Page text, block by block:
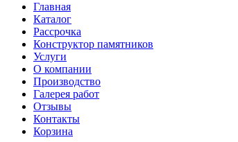
Главная
Каталог
Рассрочка
Конструктор памятников
Услуги
О компании
Производство
Галерея работ
Отзывы
Контакты
Корзина